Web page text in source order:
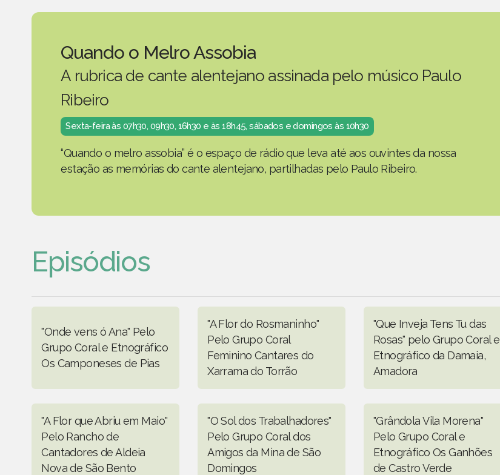
Quando o Melro Assobia
A rubrica de cante alentejano assinada pelo músico Paulo
Ribeiro
Sexta-feira às 07h30, 09h30, 16h30 e às 18h45, sábados e domingos às 10h30
“Quando o melro assobia” é o espaço de rádio que leva até aos ouvintes da nossa
estação as memórias do cante alentejano, partilhadas pelo Paulo Ribeiro.
Episódios
"Onde vens ó Ana" Pelo
Grupo Coral e Etnográfico
Os Camponeses de Pias
"A Flor do Rosmaninho"
Pelo Grupo Coral
Feminino Cantares do
Xarrama do Torrão
"Que Inveja Tens Tu das
Rosas" pelo Grupo Coral e
Etnográfico da Damaia,
Amadora
"A Flor que Abriu em Maio"
Pelo Rancho de
Cantadores de Aldeia
Nova de São Bento
"O Sol dos Trabalhadores"
Pelo Grupo Coral dos
Amigos da Mina de São
Domingos
"Grândola Vila Morena"
Pelo Grupo Coral e
Etnográfico Os Ganhões
de Castro Verde